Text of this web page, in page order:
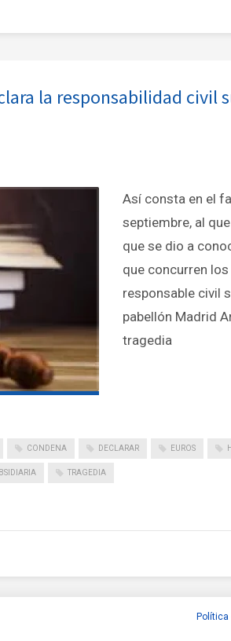
la responsabilidad civil
Así consta en el
septiembre, al
que se dio a
que concurren
responsable civil
pabellón Madrid
tragedia
CONDENA DECLARAR EUROS
TRAGEDIA
Política